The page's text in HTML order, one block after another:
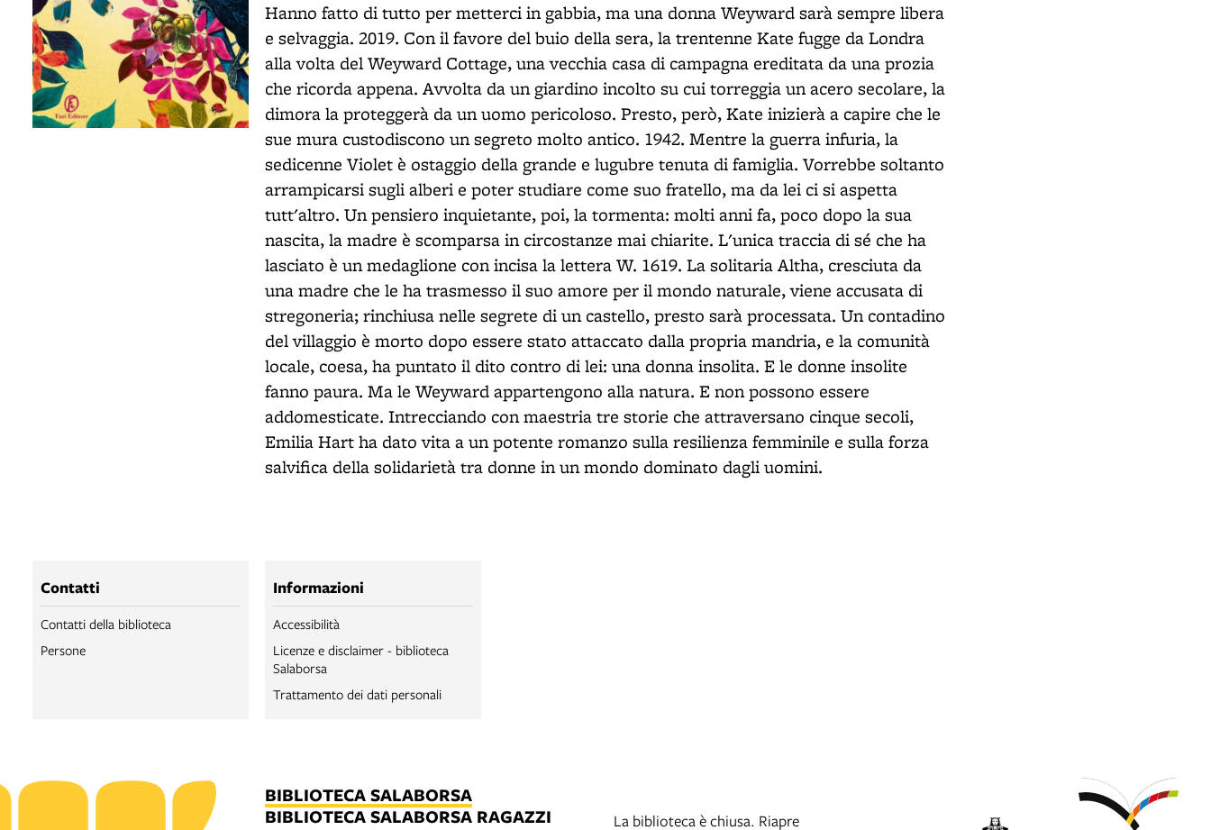
Hanno fatto di tutto per metterci in gabbia, ma una donna Weyward sarà sempre libera
e selvaggia. 2019. Con il favore del buio della sera, la trentenne Kate fugge da Londra
alla volta del Weyward Cottage, una vecchia casa di campagna ereditata da una prozia
che ricorda appena. Avvolta da un giardino incolto su cui torreggia un acero secolare, la
dimora la proteggerà da un uomo pericoloso. Presto, però, Kate inizierà a capire che le
sue mura custodiscono un segreto molto antico. 1942. Mentre la guerra infuria, la
sedicenne Violet è ostaggio della grande e lugubre tenuta di famiglia. Vorrebbe soltanto
arrampicarsi sugli alberi e poter studiare come suo fratello, ma da lei ci si aspetta
tutt'altro. Un pensiero inquietante, poi, la tormenta: molti anni fa, poco dopo la sua
nascita, la madre è scomparsa in circostanze mai chiarite. L'unica traccia di sé che ha
lasciato è un medaglione con incisa la lettera W. 1619. La solitaria Altha, cresciuta da
una madre che le ha trasmesso il suo amore per il mondo naturale, viene accusata di
stregoneria; rinchiusa nelle segrete di un castello, presto sarà processata. Un contadino
del villaggio è morto dopo essere stato attaccato dalla propria mandria, e la comunità
locale, coesa, ha puntato il dito contro di lei: una donna insolita. E le donne insolite
fanno paura. Ma le Weyward appartengono alla natura. E non possono essere
addomesticate. Intrecciando con maestria tre storie che attraversano cinque secoli,
Emilia Hart ha dato vita a un potente romanzo sulla resilienza femminile e sulla forza
salvifica della solidarietà tra donne in un mondo dominato dagli uomini.
Contatti
Contatti della biblioteca
Persone
Informazioni
Accessibilità
Licenze e disclaimer - biblioteca
Salaborsa
Trattamento dei dati personali
BIBLIOTECA SALABORSA
BIBLIOTECA SALABORSA RAGAZZI
La biblioteca è chiusa. Riapre